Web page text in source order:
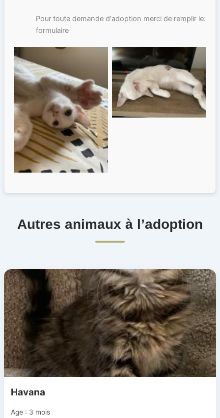
Pour toute demande d'adoption merci de remplir le:
formulaire
Autres animaux à l’adoption
Havana
Age : 3 mois